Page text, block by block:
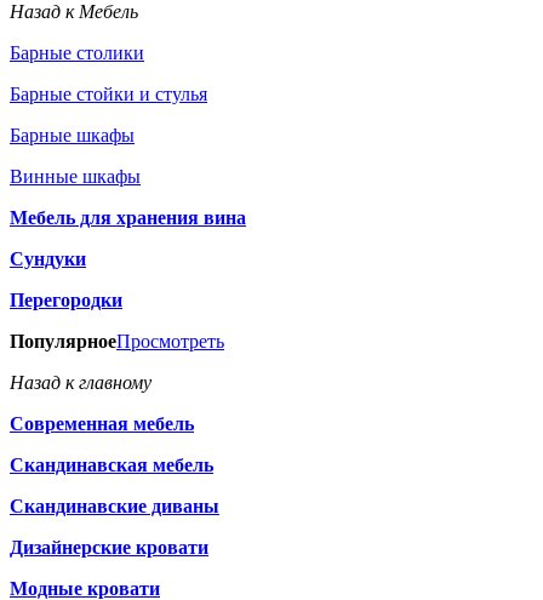
Назад к Мебель
Барные столики
Барные стойки и стулья
Барные шкафы
Винные шкафы
Мебель для хранения вина
Сундуки
Перегородки
ПопулярноеПросмотреть
Назад к главному
Современная мебель
Скандинавская мебель
Скандинавские диваны
Дизайнерские кровати
Модные кровати